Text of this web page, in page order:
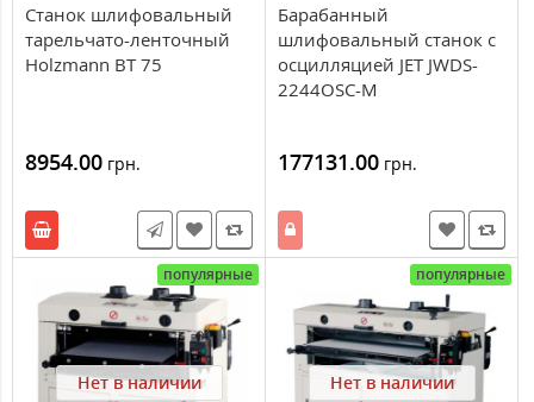
Станок шлифовальный
тарельчато-ленточный
Holzmann BT 75
8954.00 грн.
Барабанный
шлифовальный станок c
осцилляцией JET JWDS-
2244OSC-M
177131.00 грн.
популярные
Нет в наличии
популярные
Нет в наличии